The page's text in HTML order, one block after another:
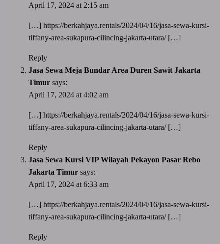
April 17, 2024 at 2:15 am
[…] https://berkahjaya.rentals/2024/04/16/jasa-sewa-kursi-
tiffany-area-sukapura-cilincing-jakarta-utara/[…]
Reply
Jasa Sewa Meja Bundar Area Duren Sawit Jakarta
Timur says:
April 17, 2024 at 4:02 am
[…] https://berkahjaya.rentals/2024/04/16/jasa-sewa-kursi-
tiffany-area-sukapura-cilincing-jakarta-utara/[…]
Reply
Jasa Sewa Kursi VIP Wilayah Pekayon Pasar Rebo
Jakarta Timur says:
April 17, 2024 at 6:33 am
[…] https://berkahjaya.rentals/2024/04/16/jasa-sewa-kursi-
tiffany-area-sukapura-cilincing-jakarta-utara/[…]
Reply